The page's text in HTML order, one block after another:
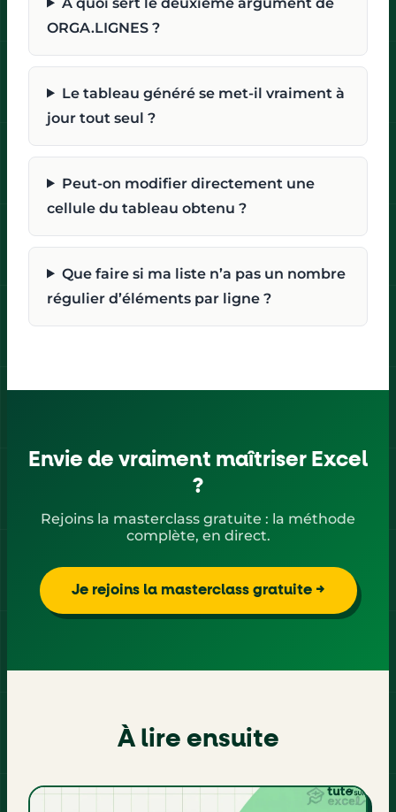
ORGA.LIGNES ?
Le tableau généré se met-il vraiment à
jour tout seul ?
Peut-on modifier directement une
cellule du tableau obtenu ?
Que faire si ma liste n’a pas un nombre
régulier d’éléments par ligne ?
Envie de vraiment maîtriser Excel
?
Rejoins la masterclass gratuite : la méthode
complète, en direct.
Je rejoins la masterclass gratuite →
À lire ensuite